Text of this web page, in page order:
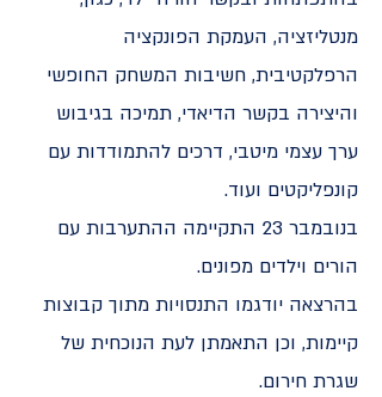
מנטליזציה, העמקת הפונקציה
הרפלקטיבית, חשיבות המשחק החופשי
והיצירה בקשר הדיאדי, תמיכה בגיבוש
ערך עצמי מיטבי, דרכים להתמודדות עם
קונפליקטים ועוד.
בנובמבר 23 התקיימה ההתערבות עם
הורים וילדים מפונים.
בהרצאה יודגמו התנסויות מתוך קבוצות
קיימות, וכן התאמתן לעת הנוכחית של
שגרת חירום.